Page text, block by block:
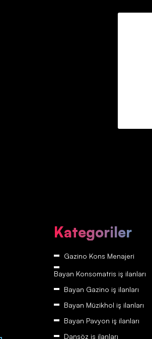
Kategoriler
Gazino Kons Menajeri
Bayan Konsomatris iş ilanları
Bayan Gazino iş ilanları
Bayan Müzikhol iş ilanları
Bayan Pavyon iş ilanları
Dansöz iş ilanları